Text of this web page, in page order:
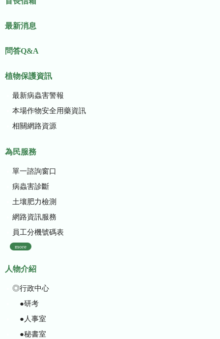
最新消息
問答Q&A
植物保護資訊
最新病蟲害警報
本場作物安全用藥資訊
相關網路資源
為民服務
單一諮詢窗口
病蟲害診斷
土壤肥力檢測
網路資訊服務
員工分機號碼表
more
人物介紹
◎行政中心
●研考
●人事室
●秘書室